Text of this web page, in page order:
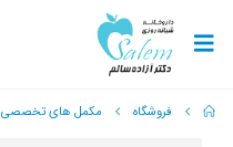
فروشگاه مکمل های تخصصی